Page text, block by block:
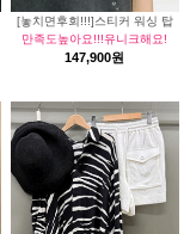
[놓치면후회!!!]스티커 워싱 탑
만족도높아요!!!유니크해요!
147,900원